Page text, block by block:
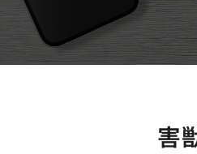
害